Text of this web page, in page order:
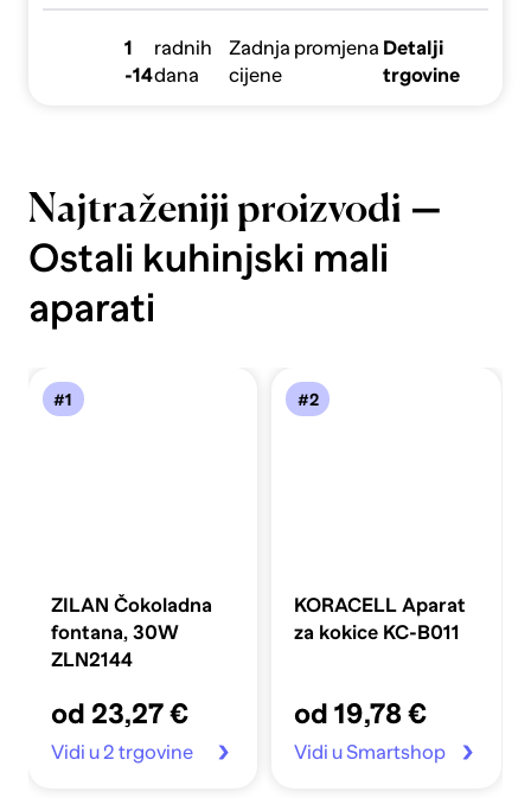
1
-14
radnih
dana
Zadnja promjena
cijene
Detalji
trgovine
Najtraženiji proizvodi —
Ostali kuhinjski mali
aparati
#1
ZILAN Čokoladna
fontana, 30W
ZLN2144
od 23,27 €
Vidi u 2 trgovine
#2
KORACELL Aparat
za kokice KC-B011
od 19,78 €
Vidi u Smartshop